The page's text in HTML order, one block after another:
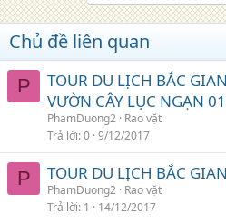
Chủ đề liên quan
P
TOUR DU LỊCH BẮC
VƯỜN CÂY LỤC NGẠN
PhamDuong2 Rao vặt
Trả lời 0 9/12/2017
P TOUR DU LỊCH BẮC
PhamDuong2 Rao vặt
Trả lời 1 14/12/2017